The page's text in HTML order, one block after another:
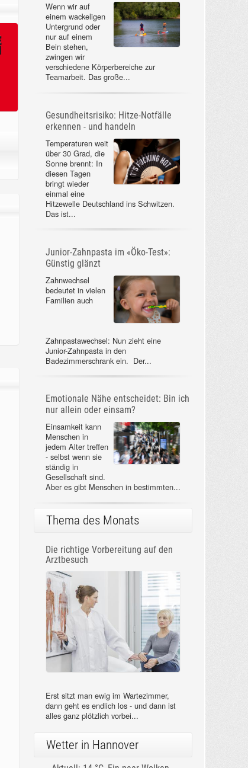
Wenn wir auf
einem wackeligen
Untergrund oder
nur auf einem
Bein stehen,
zwingen wir
verschiedene Körperbereiche zur
Teamarbeit. Das große...
Gesundheitsrisiko: Hitze-Notfälle
erkennen - und handeln
Temperaturen weit
über 30 Grad, die
Sonne brennt: In
diesen Tagen
bringt wieder
einmal eine
Hitzewelle Deutschland ins Schwitzen.
Das ist...
Junior-Zahnpasta im «Öko-Test»:
Günstig glänzt
Zahnwechsel
bedeutet in vielen
Familien auch
Zahnpastawechsel: Nun zieht eine
Junior-Zahnpasta in den
Badezimmerschrank ein. Der...
Emotionale Nähe entscheidet: Bin ich
nur allein oder einsam?
Einsamkeit kann
Menschen in
jedem Alter treffen
- selbst wenn sie
ständig in
Gesellschaft sind.
Aber es gibt Menschen in bestimmten...
Thema des Monats
Die richtige Vorbereitung auf den
Arztbesuch
Erst sitzt man ewig im Wartezimmer,
dann geht es endlich los - und dann ist
alles ganz plötzlich vorbei...
Wetter in Hannover